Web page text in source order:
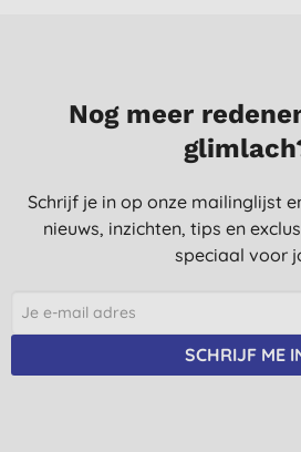
2-3-2016
Nog meer
Schrijf je in op onze mailinglijst
nieuws, inzichten, tips en
speciaal voor
SCHRIJF ME